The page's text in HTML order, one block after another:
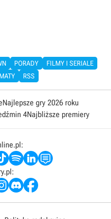
PORADY
FILMY I SERIALE
RSS
Najlepsze gry 2026 roku
4Najbliższe premiery